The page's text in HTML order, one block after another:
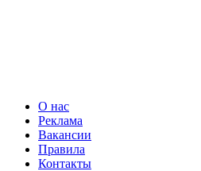
О нас
Реклама
Вакансии
Правила
Контакты